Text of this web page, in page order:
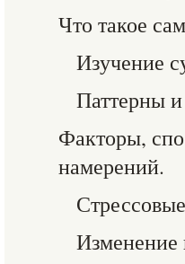
Что такое
Изучение
Паттерны и
Факторы,
намерений.
Изменение